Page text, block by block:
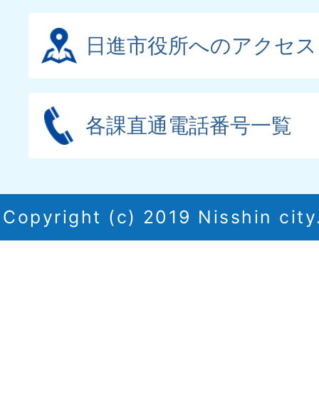
日進市役所へのアクセス
各課直通電話番号一覧
Copyright (c) 2019 Nisshin